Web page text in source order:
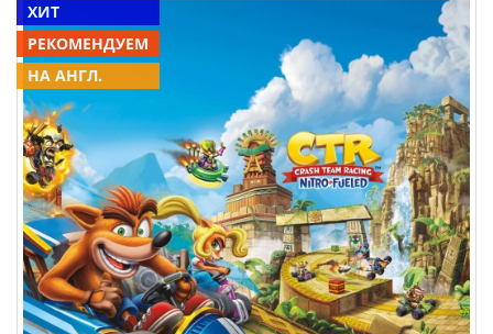
ХИТ
РЕКОМЕНДУЕМ
НА АНГЛ.